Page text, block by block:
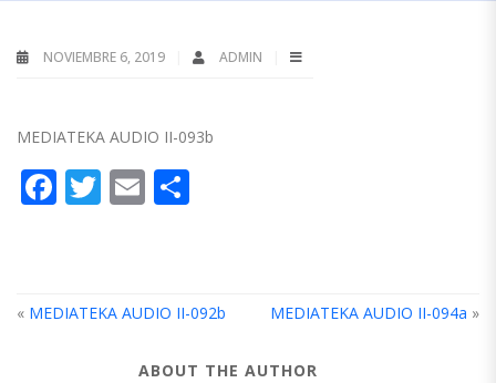
NOVIEMBRE 6, 2019 ADMIN
MEDIATEKA AUDIO II-093b
Facebook
Twitter
Email
« MEDIATEKA AUDIO II-092b MEDIATEKA AUDIO II-094a »
ABOUT THE AUTHOR